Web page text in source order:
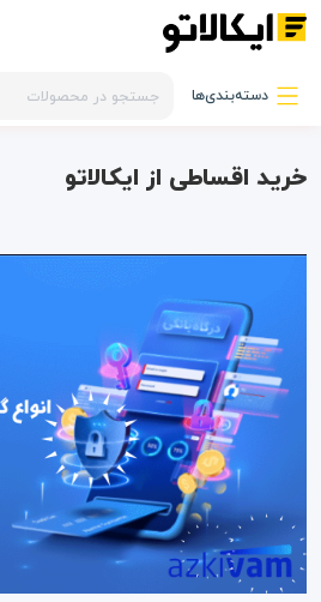
دسته‌بندی‌ها
خرید اقساطی از ایکالاتو